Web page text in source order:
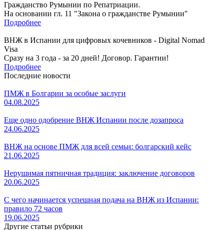
Гражданство Румынии по Репатриации.
На основании гл. 11 "Закона о гражданстве Румынии"
Подробнее
ВНЖ в Испании для цифровых кочевников - Digital Nomad
Visa
Сразу на 3 года - за 20 дней! Договор. Гарантии!
Подробнее
Последние новости
ПМЖ в Болгарии за особые заслуги
04.08.2025
Еще одно одобрение ВНЖ Испании после дозапроса
24.06.2025
ВНЖ на основе ПМЖ для всей семьи: болгарский кейс
21.06.2025
Нерушимая пятничная традиция: заключение договоров
20.06.2025
С чего начинается успешная подача на ВНЖ из Испании:
правило 72 часов
19.06.2025
Другие статьи рубрики